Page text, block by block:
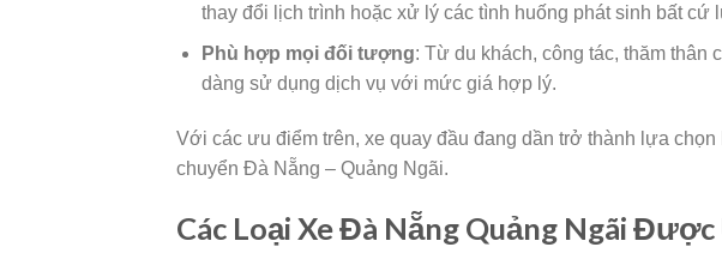
thay đổi lịch trình hoặc xử lý các tình huống phát sinh bất cứ
Phù hợp mọi đối tượng: Từ du khách, công tác, thăm thân
dàng sử dụng dịch vụ với mức giá hợp lý.
Với các ưu điểm trên, xe quay đầu đang dần trở thành lựa
chuyển Đà Nẵng – Quảng Ngãi.
Các Loại Xe Đà Nẵng Quảng Ngãi